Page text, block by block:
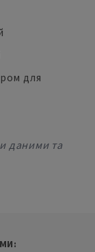
для
даними та